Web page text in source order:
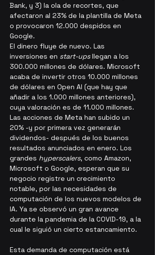
Bank, y 3) la ola de recortes, que
afectaron al 23% de la plantilla de Meta
o provocaron 12.000 despidos en
Google.
El dinero fluye de nuevo. Las
inversiones en start-ups llegan a los
300.000 millones de dólares. Microsoft
acaba de invertir otros 10.000 millones
de dólares en Open AI (que hay que
añadir a los 1.000 millones anteriores),
cuya valoración es de 11.000 millones.
Las acciones de Meta han subido un
20% -y por primera vez generarán
dividendos- después de los buenos
resultados anunciados en enero. Los
grandes hyperscalers, como Amazon,
Microsoft o Google, esperan que su
negocio registre un crecimiento
notable, por las necesidades de
computación de los nuevos modelos de
IA. Ya se observó un gran avance
durante la pandemia de la COVID-19, a la
cual le siguió un cierto estancamiento.
Esta demanda de computación está